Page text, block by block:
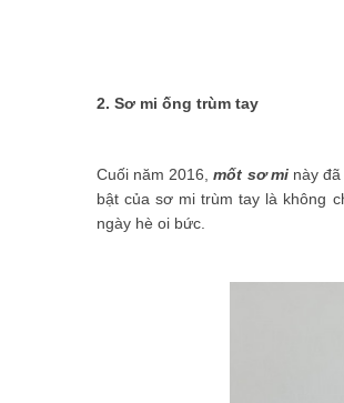
2. Sơ mi ống trùm tay
Cuối năm 2016,mốt sơ mi này
bật của sơ mi trùm tay là không
ngày hè oi bức.